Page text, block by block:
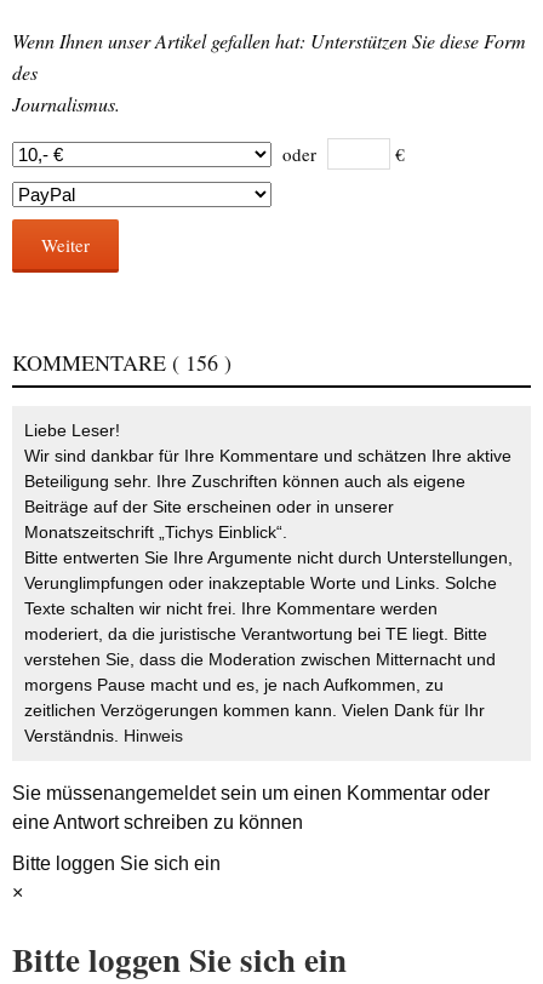
Wenn Ihnen unser Artikel gefallen hat: Unterstützen Sie diese Form
des
Journalismus.
oder €
Weiter
KOMMENTARE ( 156 )
Liebe Leser!
Wir sind dankbar für Ihre Kommentare und schätzen Ihre aktive
Beteiligung sehr. Ihre Zuschriften können auch als eigene
Beiträge auf der Site erscheinen oder in unserer
Monatszeitschrift „Tichys Einblick“.
Bitte entwerten Sie Ihre Argumente nicht durch Unterstellungen,
Verunglimpfungen oder inakzeptable Worte und Links. Solche
Texte schalten wir nicht frei. Ihre Kommentare werden
moderiert, da die juristische Verantwortung bei TE liegt. Bitte
verstehen Sie, dass die Moderation zwischen Mitternacht und
morgens Pause macht und es, je nach Aufkommen, zu
zeitlichen Verzögerungen kommen kann. Vielen Dank für Ihr
Verständnis. Hinweis
Sie müssenangemeldetsein um einen Kommentar oder
eine Antwort schreiben zu können
Bitte loggen Sie sich ein
×
Bitte loggen Sie sich ein